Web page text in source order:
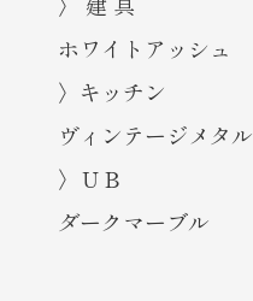
ホワイトアッシュ
〉キッチン
ヴィンテージメタル
〉ＵＢ
ダークマーブル